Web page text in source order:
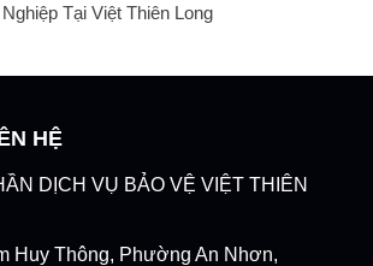
Nghiệp Tại Việt Thiên Long
HỆ
DỊCH VỤ BẢO VỆ VIỆT THIÊN
Huy Thông, Phường An Nhơn,